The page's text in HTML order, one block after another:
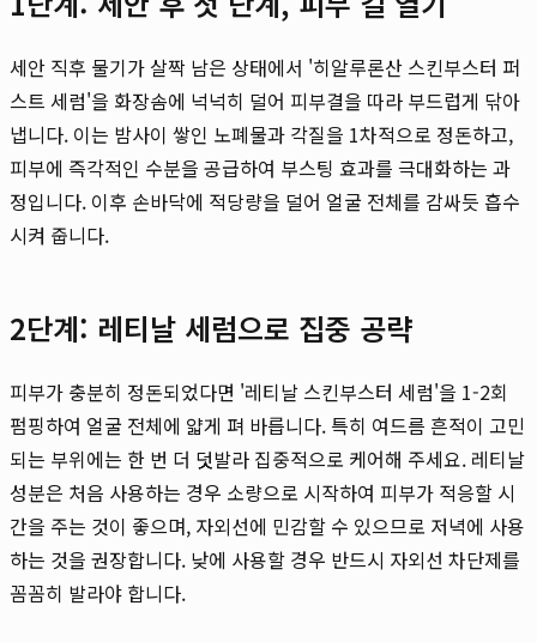
세안 직후 물기가 살짝 남은 상태에서 '히알루론산 스킨부스터 퍼
스트 세럼'을 화장솜에 넉넉히 덜어 피부결을 따라 부드럽게 닦아
냅니다. 이는 밤사이 쌓인 노폐물과 각질을 1차적으로 정돈하고,
피부에 즉각적인 수분을 공급하여 부스팅 효과를 극대화하는 과
정입니다. 이후 손바닥에 적당량을 덜어 얼굴 전체를 감싸듯 흡수
시켜 줍니다.
2단계: 레티날 세럼으로 집중 공략
피부가 충분히 정돈되었다면 '레티날 스킨부스터 세럼'을 1-2회
펌핑하여 얼굴 전체에 얇게 펴 바릅니다. 특히 여드름 흔적이 고민
되는 부위에는 한 번 더 덧발라 집중적으로 케어해 주세요. 레티날
성분은 처음 사용하는 경우 소량으로 시작하여 피부가 적응할 시
간을 주는 것이 좋으며, 자외선에 민감할 수 있으므로 저녁에 사용
하는 것을 권장합니다. 낮에 사용할 경우 반드시 자외선 차단제를
꼼꼼히 발라야 합니다.